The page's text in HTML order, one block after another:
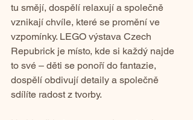
tu smějí, dospělí relaxují a společně
vznikají chvíle, které se promění ve
vzpomínky. LEGO výstava Czech
Repubrick je místo, kde si každý najde
to své – děti se ponoří do fantazie,
dospělí obdivují detaily a společně
sdílíte radost z tvorby.